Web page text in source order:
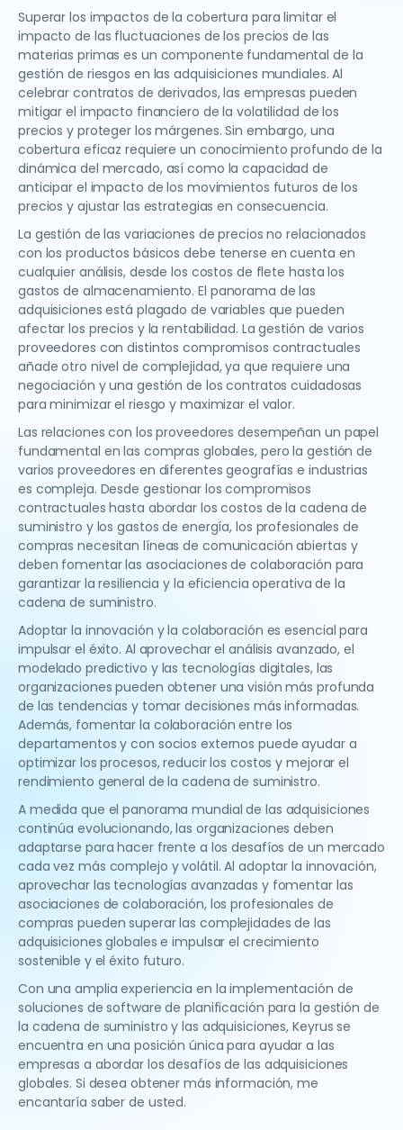
Superar los impactos de la cobertura para limitar el
impacto de las fluctuaciones de los precios de las
materias primas es un componente fundamental de la
gestión de riesgos en las adquisiciones mundiales. Al
celebrar contratos de derivados, las empresas pueden
mitigar el impacto financiero de la volatilidad de los
precios y proteger los márgenes. Sin embargo, una
cobertura eficaz requiere un conocimiento profundo de la
dinámica del mercado, así como la capacidad de
anticipar el impacto de los movimientos futuros de los
precios y ajustar las estrategias en consecuencia.
La gestión de las variaciones de precios no relacionados
con los productos básicos debe tenerse en cuenta en
cualquier análisis, desde los costos de flete hasta los
gastos de almacenamiento. El panorama de las
adquisiciones está plagado de variables que pueden
afectar los precios y la rentabilidad. La gestión de varios
proveedores con distintos compromisos contractuales
añade otro nivel de complejidad, ya que requiere una
negociación y una gestión de los contratos cuidadosas
para minimizar el riesgo y maximizar el valor.
Las relaciones con los proveedores desempeñan un papel
fundamental en las compras globales, pero la gestión de
varios proveedores en diferentes geografías e industrias
es compleja. Desde gestionar los compromisos
contractuales hasta abordar los costos de la cadena de
suministro y los gastos de energía, los profesionales de
compras necesitan líneas de comunicación abiertas y
deben fomentar las asociaciones de colaboración para
garantizar la resiliencia y la eficiencia operativa de la
cadena de suministro.
Adoptar la innovación y la colaboración es esencial para
impulsar el éxito. Al aprovechar el análisis avanzado, el
modelado predictivo y las tecnologías digitales, las
organizaciones pueden obtener una visión más profunda
de las tendencias y tomar decisiones más informadas.
Además, fomentar la colaboración entre los
departamentos y con socios externos puede ayudar a
optimizar los procesos, reducir los costos y mejorar el
rendimiento general de la cadena de suministro.
A medida que el panorama mundial de las adquisiciones
continúa evolucionando, las organizaciones deben
adaptarse para hacer frente a los desafíos de un mercado
cada vez más complejo y volátil. Al adoptar la innovación,
aprovechar las tecnologías avanzadas y fomentar las
asociaciones de colaboración, los profesionales de
compras pueden superar las complejidades de las
adquisiciones globales e impulsar el crecimiento
sostenible y el éxito futuro.
Con una amplia experiencia en la implementación de
soluciones de software de planificación para la gestión de
la cadena de suministro y las adquisiciones, Keyrus se
encuentra en una posición única para ayudar a las
empresas a abordar los desafíos de las adquisiciones
globales. Si desea obtener más información, me
encantaría saber de usted.